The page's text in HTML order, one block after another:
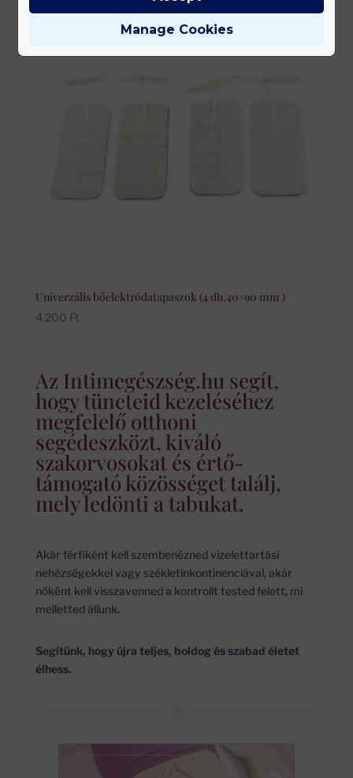
Univerzális bőelektródatapaszok (4 db,40×90 mm )
4.200 Ft
Az Intimegészség.hu segít,
hogy tüneteid kezeléséhez
megfelelő otthoni
segédeszközt, kiváló
szakorvosokat és értő-
támogató közösséget találj,
mely ledönti a tabukat.
Akár férfiként kell szembenézned vizelettartási
nehézségekkel vagy székletinkontinenciával, akár
nőként kell visszavenned a kontrollt tested felett, mi
melletted állunk.
Segítünk, hogy újra teljes, boldog és szabad életet
élhess.
Manage Cookies